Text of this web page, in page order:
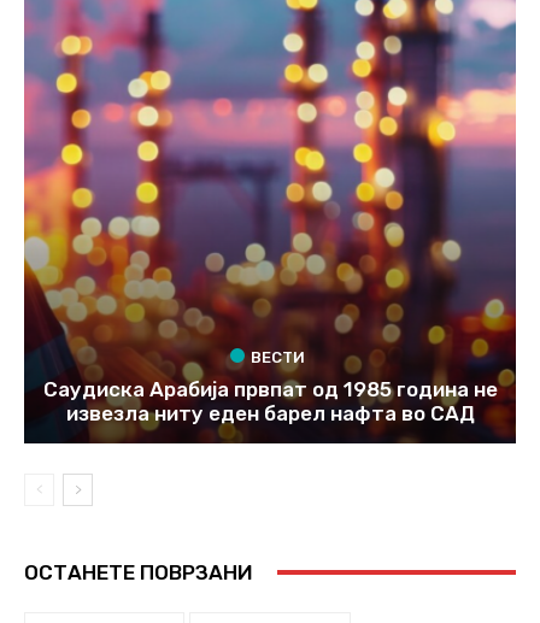
ВЕСТИ
Саудиска Арабија првпат од 1985 година не
извезла ниту еден барел нафта во САД
ОСТАНЕТЕ ПОВРЗАНИ